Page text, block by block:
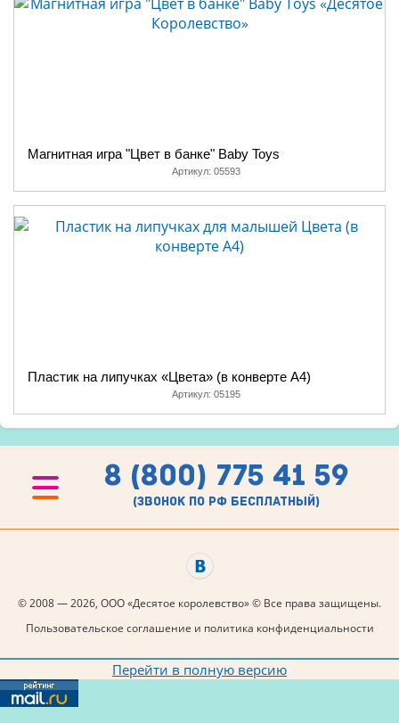
Магнитная игра "Цвет в банке" Baby Toys
Артикул: 05593
Пластик на липучках «Цвета» (в конверте A4)
Артикул: 05195
8 (800) 775 41 59
(звонок по рф бесплатный)
© 2008 — 2026, ООО «Десятое королевство» © Все права защищены.
Пользовательское соглашение и политика конфиденциальности
Перейти в полную версию